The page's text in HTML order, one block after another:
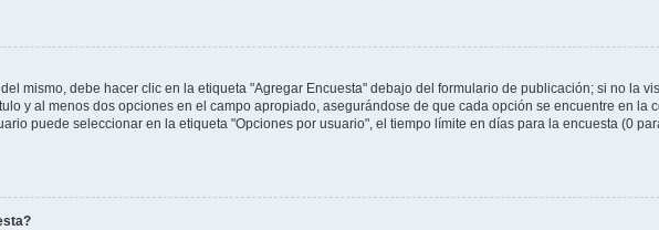
mismo, debe hacer clic en la etiqueta "Agregar Encuesta" debajo del formulario de publicación; si no la
y al menos dos opciones en el campo apropiado, asegurándose de que cada opción se encuentre en la
puede seleccionar en la etiqueta "Opciones por usuario", el tiempo límite en días para la encuesta (0